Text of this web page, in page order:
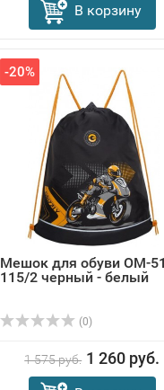
В корзину
-20%
Мешок для обуви OM-
115/2 черный - белый
(0)
1 575 руб. 1 260 руб.